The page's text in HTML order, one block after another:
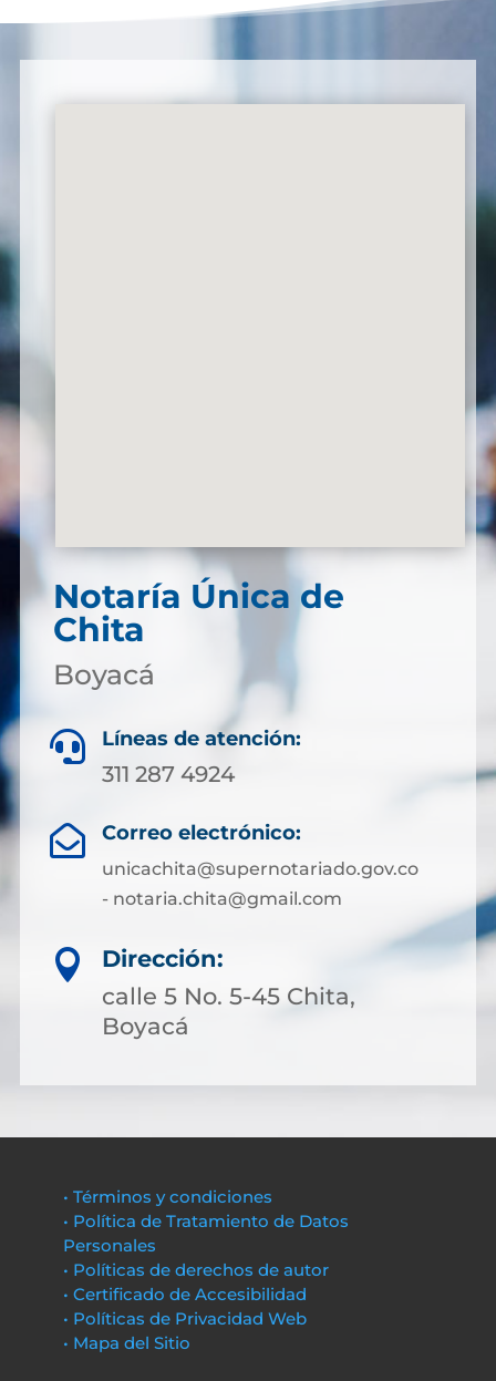
Notaría Única de
Chita
Boyacá
 Líneas de atención:
311 287 4924
 Correo electrónico:
unicachita@supernotariado.gov.co
- notaria.chita@gmail.com

Dirección:
calle 5 No. 5-45 Chita,
Boyacá
• Términos y condiciones
• Política de Tratamiento de Datos
Personales
• Políticas de derechos de autor
• Certificado de Accesibilidad
• Políticas de Privacidad Web
• Mapa del Sitio